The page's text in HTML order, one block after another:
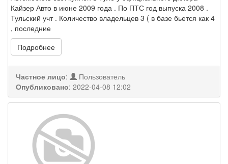
Кайзер Авто в июне 2009 года . По ПТС год выпуска 2008 .
Тульский учт . Количество владельцев 3 ( в базе бьется как 4
, последние
Подробнее
Частное лицо:
Пользователь
Опубликовано: 2022-04-08 12:02